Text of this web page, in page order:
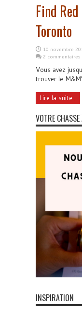
Find
Toronto
10 novembre
2 commentaires
Vous avez
trouver le
Lire la suite...
VOTRE
INSPIRATION